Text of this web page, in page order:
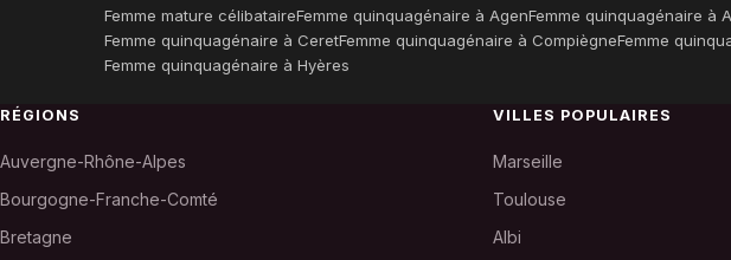
Femme mature célibataireFemme quinquagénaire à AgenFemme quinquagénaire à
Femme quinquagénaire à CeretFemme quinquagénaire à CompiègneFemme
Femme quinquagénaire à Hyères
RÉGIONS
Auvergne-Rhône-Alpes
Bourgogne-Franche-Comté
Bretagne
VILLES POPULAIRES
Marseille
Toulouse
Albi